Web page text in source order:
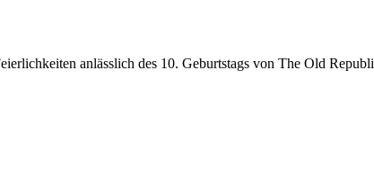
anlässlich des 10. Geburtstags von The Old